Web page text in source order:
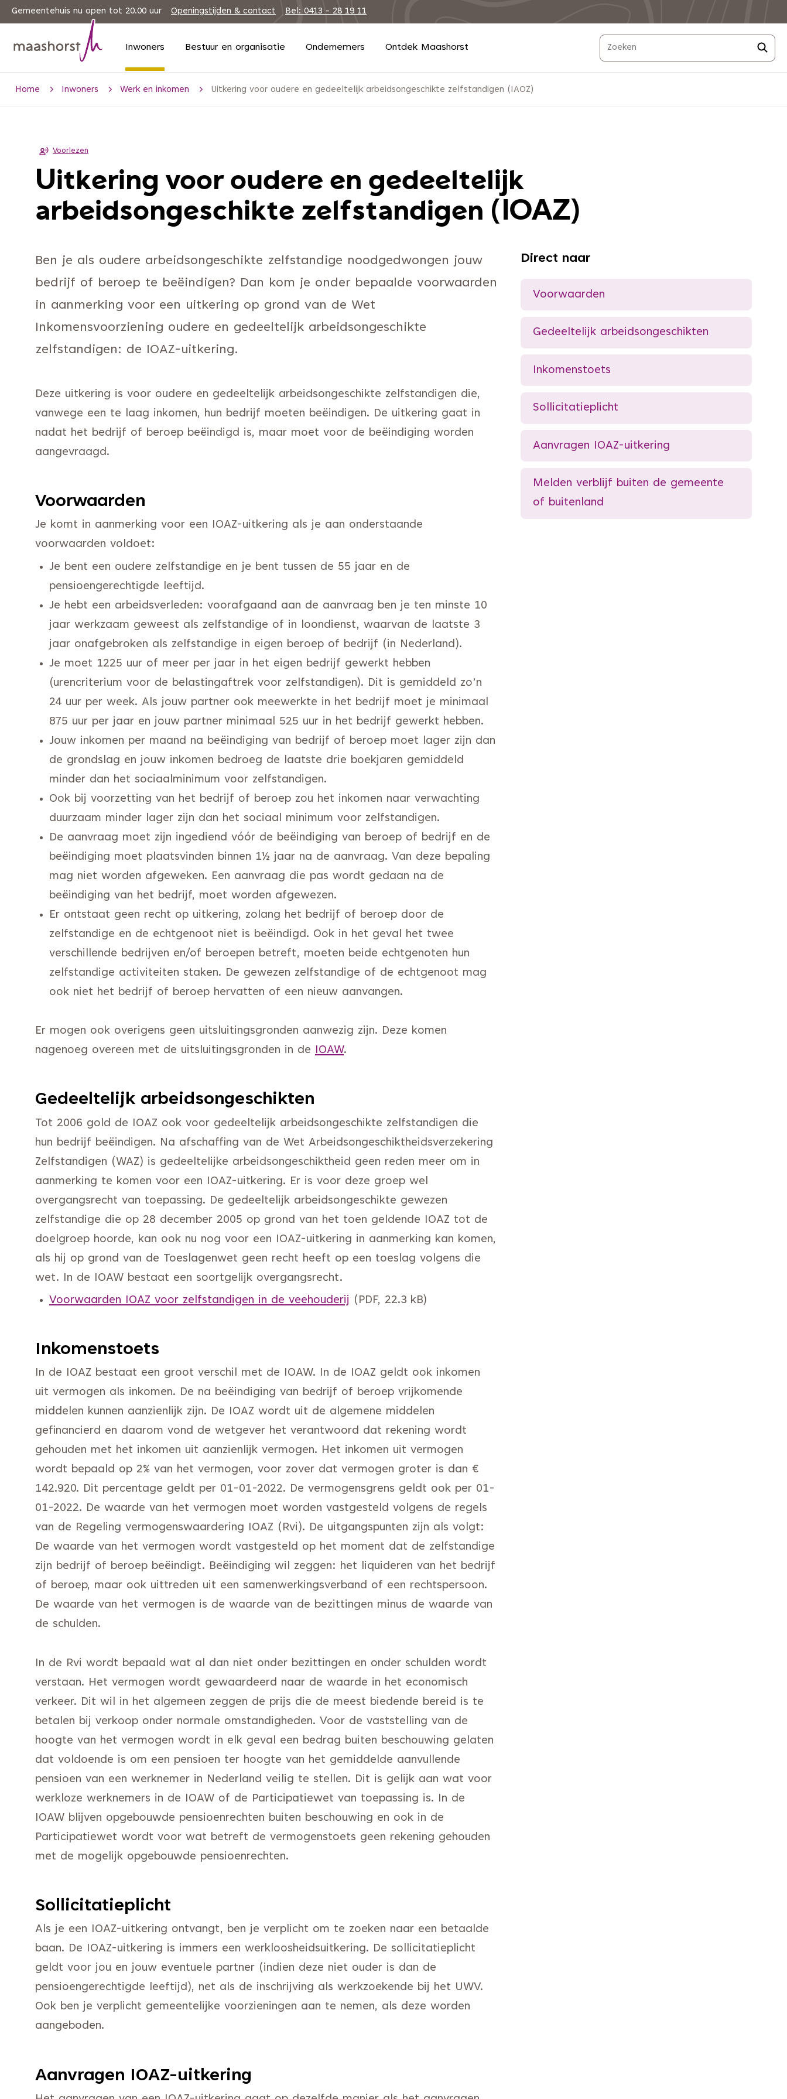
Gemeentehuis nu open tot 20.00 uur Openingstijden & contact Bel: 0413 - 28 19 11
Inwoners Bestuur en organisatie Ondernemers Ontdek Maashorst
Home Inwoners Werk en inkomen Uitkering voor oudere en gedeeltelijk arbeidsongeschikte zelfstandigen (IAOZ)
Voorlezen
Uitkering voor oudere en gedeeltelijk
arbeidsongeschikte zelfstandigen (IOAZ)
Ben je als oudere arbeidsongeschikte zelfstandige noodgedwongen jouw
bedrijf of beroep te beëindigen? Dan kom je onder bepaalde voorwaarden
in aanmerking voor een uitkering op grond van de Wet
Inkomensvoorziening oudere en gedeeltelijk arbeidsongeschikte
zelfstandigen: de IOAZ-uitkering.
Direct naar
Voorwaarden
Gedeeltelijk arbeidsongeschikten
Inkomenstoets
Sollicitatieplicht
Aanvragen IOAZ-uitkering
Melden verblijf buiten de gemeente
of buitenland
Deze uitkering is voor oudere en gedeeltelijk arbeidsongeschikte zelfstandigen die,
vanwege een te laag inkomen, hun bedrijf moeten beëindigen. De uitkering gaat in
nadat het bedrijf of beroep beëindigd is, maar moet voor de beëindiging worden
aangevraagd.
Voorwaarden
Je komt in aanmerking voor een IOAZ-uitkering als je aan onderstaande
voorwaarden voldoet:
Je bent een oudere zelfstandige en je bent tussen de 55 jaar en de
pensioengerechtigde leeftijd.
Je hebt een arbeidsverleden: voorafgaand aan de aanvraag ben je ten minste 10
jaar werkzaam geweest als zelfstandige of in loondienst, waarvan de laatste 3
jaar onafgebroken als zelfstandige in eigen beroep of bedrijf (in Nederland).
Je moet 1225 uur of meer per jaar in het eigen bedrijf gewerkt hebben
(urencriterium voor de belastingaftrek voor zelfstandigen). Dit is gemiddeld zo’n
24 uur per week. Als jouw partner ook meewerkte in het bedrijf moet je minimaal
875 uur per jaar en jouw partner minimaal 525 uur in het bedrijf gewerkt hebben.
Jouw inkomen per maand na beëindiging van bedrijf of beroep moet lager zijn dan
de grondslag en jouw inkomen bedroeg de laatste drie boekjaren gemiddeld
minder dan het sociaalminimum voor zelfstandigen.
Ook bij voorzetting van het bedrijf of beroep zou het inkomen naar verwachting
duurzaam minder lager zijn dan het sociaal minimum voor zelfstandigen.
De aanvraag moet zijn ingediend vóór de beëindiging van beroep of bedrijf en de
beëindiging moet plaatsvinden binnen 1½ jaar na de aanvraag. Van deze bepaling
mag niet worden afgeweken. Een aanvraag die pas wordt gedaan na de
beëindiging van het bedrijf, moet worden afgewezen.
Er ontstaat geen recht op uitkering, zolang het bedrijf of beroep door de
zelfstandige en de echtgenoot niet is beëindigd. Ook in het geval het twee
verschillende bedrijven en/of beroepen betreft, moeten beide echtgenoten hun
zelfstandige activiteiten staken. De gewezen zelfstandige of de echtgenoot mag
ook niet het bedrijf of beroep hervatten of een nieuw aanvangen.
Er mogen ook overigens geen uitsluitingsgronden aanwezig zijn. Deze komen
nagenoeg overeen met de uitsluitingsgronden in de IOAW.
Gedeeltelijk arbeidsongeschikten
Tot 2006 gold de IOAZ ook voor gedeeltelijk arbeidsongeschikte zelfstandigen die
hun bedrijf beëindigen. Na afschaffing van de Wet Arbeidsongeschiktheidsverzekering
Zelfstandigen (WAZ) is gedeeltelijke arbeidsongeschiktheid geen reden meer om in
aanmerking te komen voor een IOAZ-uitkering. Er is voor deze groep wel
overgangsrecht van toepassing. De gedeeltelijk arbeidsongeschikte gewezen
zelfstandige die op 28 december 2005 op grond van het toen geldende IOAZ tot de
doelgroep hoorde, kan ook nu nog voor een IOAZ-uitkering in aanmerking kan komen,
als hij op grond van de Toeslagenwet geen recht heeft op een toeslag volgens die
wet. In de IOAW bestaat een soortgelijk overgangsrecht.
Voorwaarden IOAZ voor zelfstandigen in de veehouderij (PDF, 22.3 kB)
Inkomenstoets
In de IOAZ bestaat een groot verschil met de IOAW. In de IOAZ geldt ook inkomen
uit vermogen als inkomen. De na beëindiging van bedrijf of beroep vrijkomende
middelen kunnen aanzienlijk zijn. De IOAZ wordt uit de algemene middelen
gefinancierd en daarom vond de wetgever het verantwoord dat rekening wordt
gehouden met het inkomen uit aanzienlijk vermogen. Het inkomen uit vermogen
wordt bepaald op 2% van het vermogen, voor zover dat vermogen groter is dan €
142.920. Dit percentage geldt per 01-01-2022. De vermogensgrens geldt ook per 01-
01-2022. De waarde van het vermogen moet worden vastgesteld volgens de regels
van de Regeling vermogenswaardering IOAZ (Rvi). De uitgangspunten zijn als volgt:
De waarde van het vermogen wordt vastgesteld op het moment dat de zelfstandige
zijn bedrijf of beroep beëindigt. Beëindiging wil zeggen: het liquideren van het bedrijf
of beroep, maar ook uittreden uit een samenwerkingsverband of een rechtspersoon.
De waarde van het vermogen is de waarde van de bezittingen minus de waarde van
de schulden.
In de Rvi wordt bepaald wat al dan niet onder bezittingen en onder schulden wordt
verstaan. Het vermogen wordt gewaardeerd naar de waarde in het economisch
verkeer. Dit wil in het algemeen zeggen de prijs die de meest biedende bereid is te
betalen bij verkoop onder normale omstandigheden. Voor de vaststelling van de
hoogte van het vermogen wordt in elk geval een bedrag buiten beschouwing gelaten
dat voldoende is om een pensioen ter hoogte van het gemiddelde aanvullende
pensioen van een werknemer in Nederland veilig te stellen. Dit is gelijk aan wat voor
werkloze werknemers in de IOAW of de Participatiewet van toepassing is. In de
IOAW blijven opgebouwde pensioenrechten buiten beschouwing en ook in de
Participatiewet wordt voor wat betreft de vermogenstoets geen rekening gehouden
met de mogelijk opgebouwde pensioenrechten.
Sollicitatieplicht
Als je een IOAZ-uitkering ontvangt, ben je verplicht om te zoeken naar een betaalde
baan. De IOAZ-uitkering is immers een werkloosheidsuitkering. De sollicitatieplicht
geldt voor jou en jouw eventuele partner (indien deze niet ouder is dan de
pensioengerechtigde leeftijd), net als de inschrijving als werkzoekende bij het UWV.
Ook ben je verplicht gemeentelijke voorzieningen aan te nemen, als deze worden
aangeboden.
Aanvragen IOAZ-uitkering